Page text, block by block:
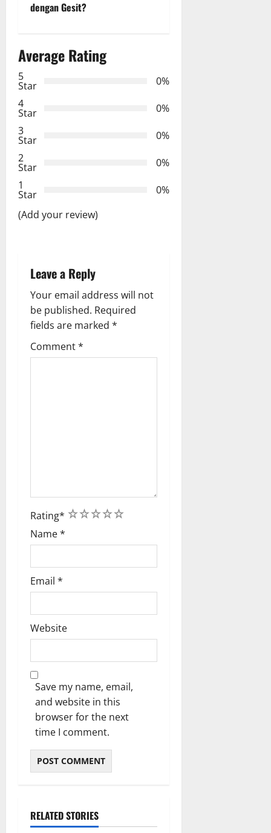
a
i
g
a
t
i
o
dengan Gesit?
Average Rating
5
Star
0%
4
Star
0%
3
Star
0%
2
Star
0%
1
Star
0%
(Add your review)
Leave a Reply
Your email address will not
be published. Required
fields are marked *
Comment*
Rating* 5
4
3
2
1
Name*
Email *
Website
Save my name, email,
and website in this
browser for the next
time I comment.
RELATED STORIES